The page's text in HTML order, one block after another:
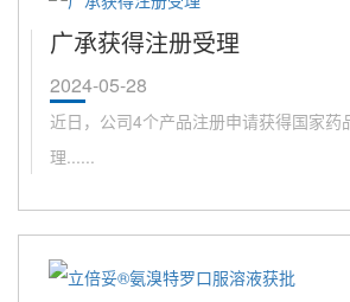
广承获得注册受理
2024-05-28
近日，公司4个产品注册申请获得国家药
理......